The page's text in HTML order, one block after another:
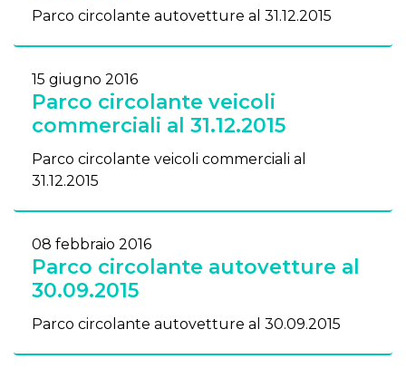
Parco circolante autovetture al 31.12.2015
15 giugno 2016
Parco circolante veicoli
commerciali al 31.12.2015
Parco circolante veicoli commerciali al
31.12.2015
08 febbraio 2016
Parco circolante autovetture al
30.09.2015
Parco circolante autovetture al 30.09.2015